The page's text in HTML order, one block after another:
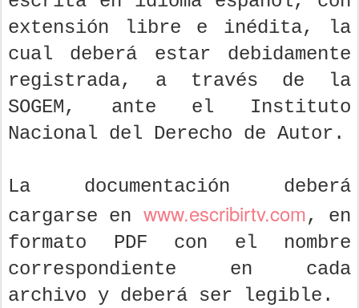
extensión libre e inédita, la
cual deberá estar debidamente
registrada, a través de la
SOGEM, ante el Instituto
Nacional del Derecho de Autor.
La documentación deberá
cargarse en www.escribirtv.com, en
formato PDF con el nombre
correspondiente en cada
archivo y deberá ser legible.